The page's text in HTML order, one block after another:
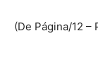
(De Página/12 –